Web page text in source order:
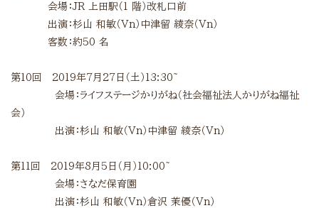
会場：JR 上田駅（
階）改札口前
出演：杉山 和敏（ Vn ）中津留 綾奈（ Vn ）
客数：約50 名
第10回 2019年7月27日（土）13:30~
会場：ライフステージかりがね（社会福祉法人かりがね福祉
会）
出演：杉山 和敏（ Vn ）中津留 綾奈（ Vn ）
第11回 2019年8月5日（月）10:00~
会場：さなだ保育園
出演：杉山 和敏（ Vn ）倉沢 茉優（ Vn ）